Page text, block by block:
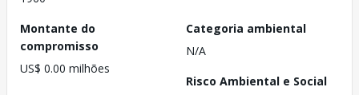
Montante do
compromisso
US$ 0.00 milhões
Categoria ambiental
N/A
Risco Ambiental e Social